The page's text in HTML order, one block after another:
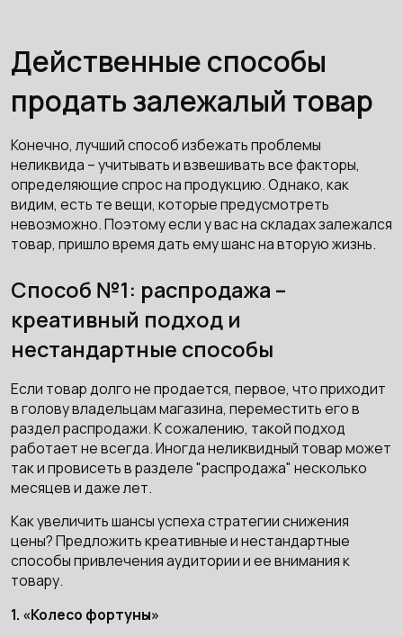
Действенные способы
продать залежалый товар
Конечно, лучший способ избежать проблемы
неликвида – учитывать и взвешивать все факторы,
определяющие спрос на продукцию. Однако, как
видим, есть те вещи, которые предусмотреть
невозможно. Поэтому если у вас на складах залежался
товар, пришло время дать ему шанс на вторую жизнь.
Способ №1: распродажа –
креативный подход и
нестандартные способы
Если товар долго не продается, первое, что приходит
в голову владельцам магазина, переместить его в
раздел распродажи. К сожалению, такой подход
работает не всегда. Иногда неликвидный товар может
так и провисеть в разделе "распродажа" несколько
месяцев и даже лет.
Как увеличить шансы успеха стратегии снижения
цены? Предложить креативные и нестандартные
способы привлечения аудитории и ее внимания к
товару.
1. «Колесо фортуны»